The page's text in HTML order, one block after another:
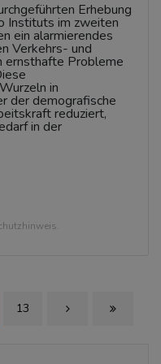
Erhebung
Instituts im zweiten
ein alarmierendes
Verkehrs- und
ernsthafte Probleme
in
der demografische
reduziert,
in der
13 Next PageLast Page